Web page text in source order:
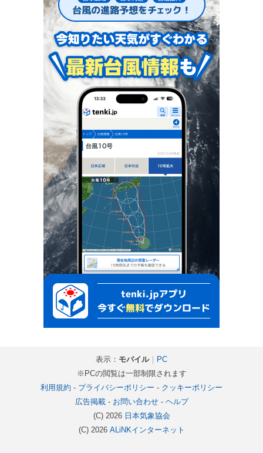
表示： モバイル｜ PC
※PCの閲覧は一部制限されます
利用規約 - プライバシーポリシー - クッキーポリシー
広告掲載- お問い合わせ- ヘルプ
(C) 2026 日本気象協会
(C) 2026 ALiNKインターネット